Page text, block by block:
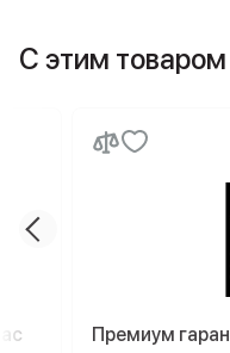
С этим
Премиум